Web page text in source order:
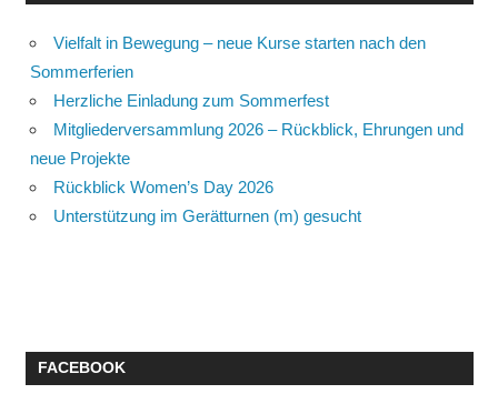
Vielfalt in Bewegung – neue Kurse starten nach den
Sommerferien
Herzliche Einladung zum Sommerfest
Mitgliederversammlung 2026 – Rückblick, Ehrungen und
neue Projekte
Rückblick Women’s Day 2026
Unterstützung im Gerätturnen (m) gesucht
FACEBOOK